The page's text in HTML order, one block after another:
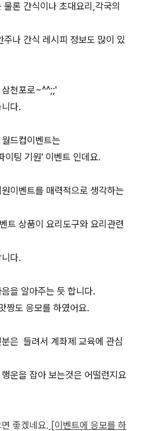
론 간식이나 초대요리,각국의
나 간식 레시피 정보도 많이 있
삼천포로~^^;;'
다.
드컵이벤트는
이팅 기원' 이벤트 인데요.
이벤트를 매력적으로 생각하는
트 상품이 요리도구와 요리관련
다.
을 알아주는 듯 합니다.
짱도 응모를 하였어요.
은 들려서 계좌제 교육에 관심
운을 잡아 보는것은 어떨런지요
좋겠네요. [이벤트에 응모를 하